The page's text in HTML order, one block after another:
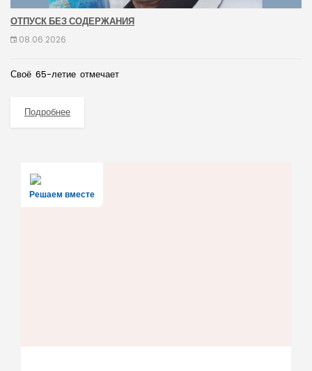
ОТПУСК БЕЗ СОДЕРЖАНИЯ
08.06.2026
Своё 65-летие отмечает
Подробнее
Решаем вместе